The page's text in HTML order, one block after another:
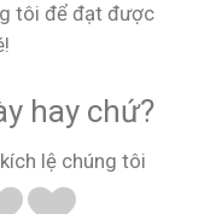
tôi để đạt được
hay chứ?
lệ chúng tôi